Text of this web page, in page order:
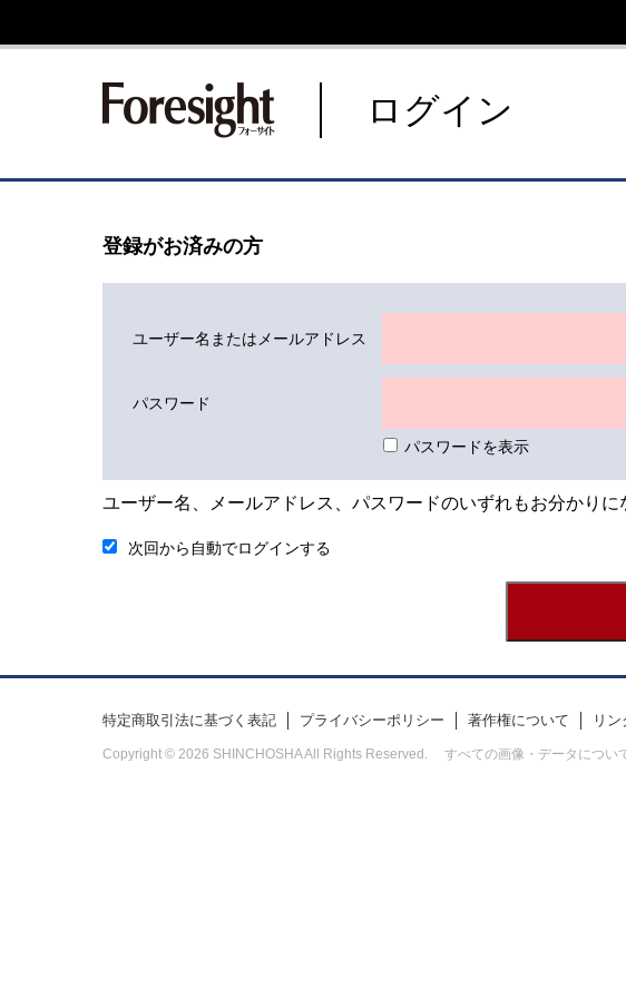
新潮社 Foresight フォーサイト
ログイン
登録がお済みの方
ユーザー名またはメールアドレス
パスワード
パスワードを表示
ユーザー名、メールアドレス、パスワードのいずれもお分かりに
次回から自動でログインする
特定商取引法に基づく表記 プライバシーポリシー 著作権について リ
Copyright © 2026 SHINCHOSHA All Rights Reserved. すべての画像・データについ